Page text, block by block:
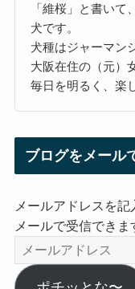
「維桜」と書いて
犬です。
犬種はジャーマン
大阪在住の（元）
毎日を明るく、楽
ブログをメール
メールアドレスを
メールで受信できま
メ
ー
ル